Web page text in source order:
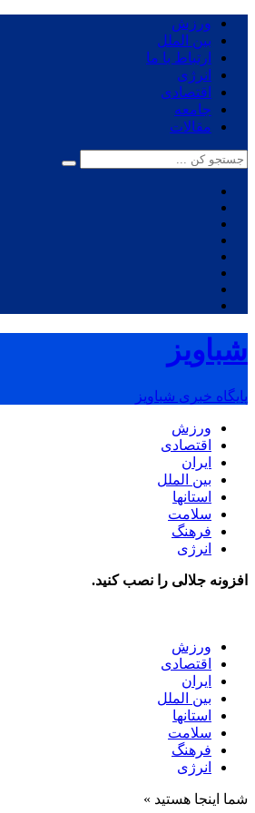
ورزش
بین الملل
ارتباط با ما
انرژی
اقتصادی
جامعه
مقالات
شباویز
پایگاه خبری شباویز
ورزش
اقتصادی
ایران
بین الملل
استانها
سلامت
فرهنگ
انرژی
افزونه جلالی را نصب کنید.
ورزش
اقتصادی
ایران
بین الملل
استانها
سلامت
فرهنگ
انرژی
شما اینجا هستید »